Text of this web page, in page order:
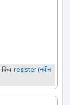
किंवाregister (नवीन